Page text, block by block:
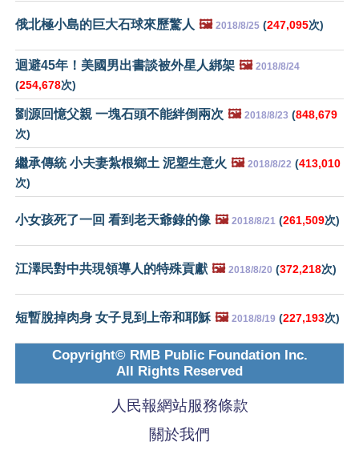
俄北極小島的巨大石球來歷驚人 🖼️ 2018/8/25 (247,095次)
迴避45年！美國男出書談被外星人綁架 🖼️ 2018/8/24
(254,678次)
劉源回憶父親 一塊石頭不能絆倒兩次 🖼️ 2018/8/23 (848,679
次)
繼承傳統 小夫妻紮根鄉土 泥塑生意火 🖼️ 2018/8/22 (413,010
次)
小女孩死了一回 看到老天爺錄的像 🖼️ 2018/8/21 (261,509次)
江澤民對中共現領導人的特殊貢獻 🖼️ 2018/8/20 (372,218次)
短暫脫掉肉身 女子見到上帝和耶穌 🖼️ 2018/8/19 (227,193次)
Copyright© RMB Public Foundation Inc.
All Rights Reserved
人民報網站服務條款
關於我們